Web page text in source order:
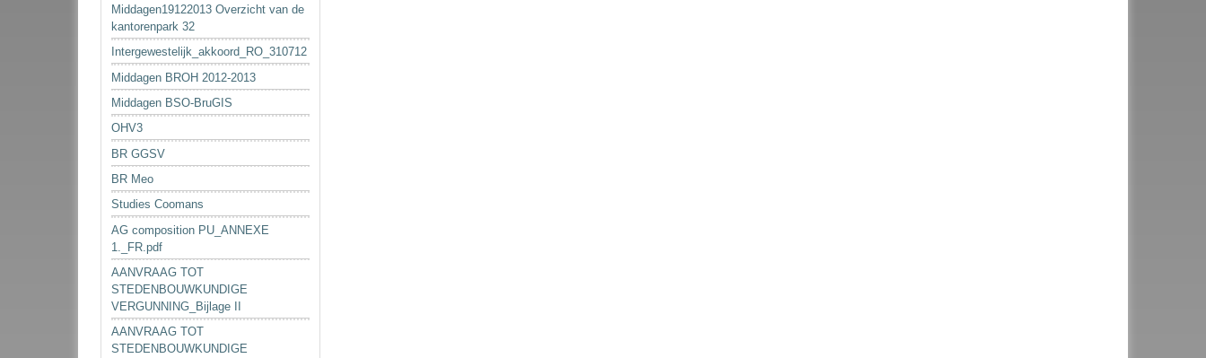
Middagen19122013 Overzicht van de
kantorenpark 32
Intergewestelijk_akkoord_RO_310712
Middagen BROH 2012-2013
Middagen BSO-BruGIS
OHV3
BR GGSV
BR Meo
Studies Coomans
AG composition PU_ANNEXE
1._FR.pdf
AANVRAAG TOT
STEDENBOUWKUNDIGE
VERGUNNING_Bijlage II
AANVRAAG TOT
STEDENBOUWKUNDIGE